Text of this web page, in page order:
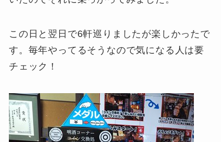
この日と翌日で6軒巡りましたが楽しかったで
す。毎年やってるそうなので気になる人は要
チェック！